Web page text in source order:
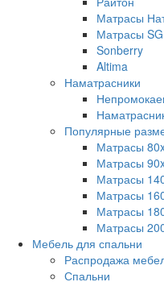
Матрасы
Матрасы
Sonberry
Altima
Наматрасники
Популярные
Матрасы
Матрасы
Матрасы
Матрасы
Матрасы
Матрасы
Мебель для спальни
Распродажа
Спальни